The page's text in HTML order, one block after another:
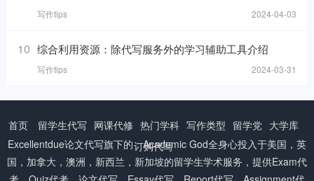
写作tips 2024-04-03
10 综合利用资源：除代写服务外的学习辅助工具介绍
写作tips 2024-03-31
首页 留学生代写 网课代修 热门学科 写作类型 留学党 大学库
订购代写
Excellentdue论文代写旗下的：Academic God全身心投入于美国，英
国，加拿大，澳洲，新西兰，新加坡的留学生学术服务，提供Exam代